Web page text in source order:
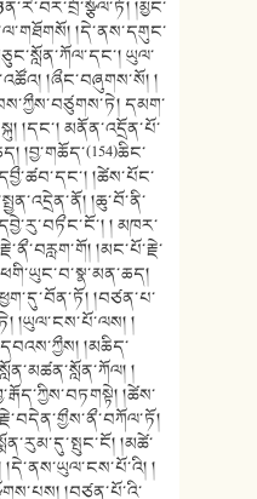
།མྱང་
།དེ་ནས་དགུང་
ཡུལ་
།ཞྀང་བཞུགས་སོ། །
དམག་
།དང་། མནོན་འདྲོན་པོ་
།བྱ་གཆོད་(154)ཆིང་
།ཚེས་པོང་
།ཆུ་བོ་ནི་
། མཁར་
།མང་པོ་རྗེ་
།བཙན་པ་
།ཡུལ་ངས་པོ་ལས། །
།མཆིད་
།
།ཚེས་
།མཚེ་
།
།བཙན་པོ་འི་